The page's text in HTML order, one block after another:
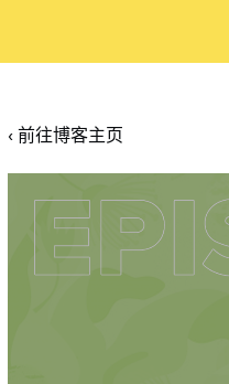
‹ 前往博客主页